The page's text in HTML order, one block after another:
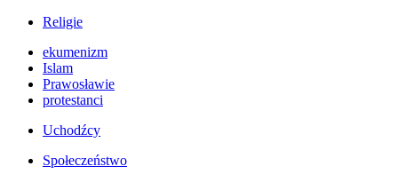
Religie
ekumenizm
Islam
Prawosławie
protestanci
Uchodźcy
Społeczeństwo